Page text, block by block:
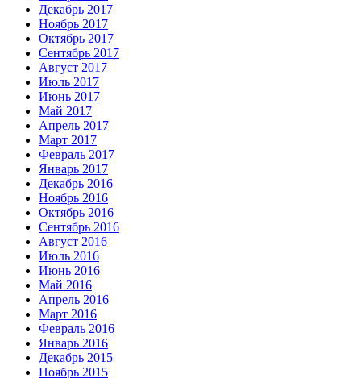
Декабрь 2017
Ноябрь 2017
Октябрь 2017
Сентябрь 2017
Август 2017
Июль 2017
Июнь 2017
Май 2017
Апрель 2017
Март 2017
Февраль 2017
Январь 2017
Декабрь 2016
Ноябрь 2016
Октябрь 2016
Сентябрь 2016
Август 2016
Июль 2016
Июнь 2016
Май 2016
Апрель 2016
Март 2016
Февраль 2016
Январь 2016
Декабрь 2015
Ноябрь 2015